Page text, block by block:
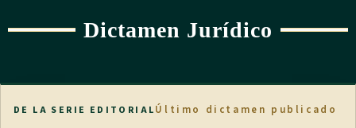
Dictamen Jurídico
DE LA SERIE EDITORIALÚltimo dictamen publicado